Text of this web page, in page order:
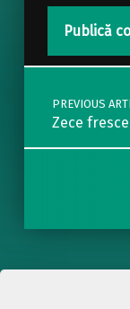
Post navigation
PREVIOUS
Zece fresce